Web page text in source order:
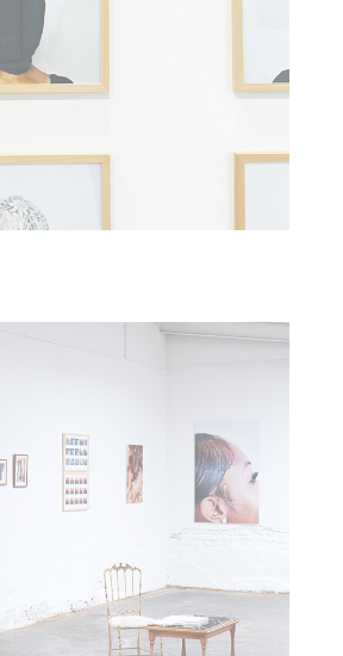
: DÜSSELDORF PHOTO+ 2020